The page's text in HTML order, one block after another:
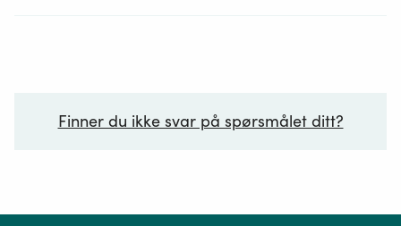
Finner du ikke svar på spørsmålet ditt?